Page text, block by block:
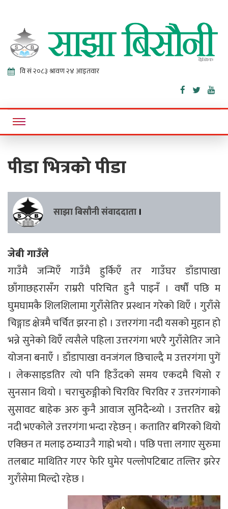
Sajha
Bisaunee
Online News Portal
पीडा भित्रको पीडा
साझा बिसौनी संवाददाता ।
जेबी गाउँले
गाउँमै जन्मिएँ गाउँमै हुर्किएँ तर गाउँघर डाँडापाखा
छाँगाछहरासँग राम्ररी परिचित हुनै पाइनँ । वर्षौं पछि म
घुमघामकै शिलशिलामा गुराँसेतिर प्रस्थान गरेको थिएँ । गुराँसे
चिङ्गाड क्षेत्रमै चर्चित झरना हो । उत्तरगंगा नदी यसको मुहान हो
भन्ने सुनेको थिएँ त्यसैले पहिला उत्तरगंगा भएरै गुराँसेतिर जाने
योजना बनाएँ । डाँडापाखा वनजंगल छिचाल्दै म उत्तरगंगा पुगें
। लेकसाइडतिर त्यो पनि हिउँदको समय एकदमै चिसो र
सुनसान थियो । चराचुरुङ्गीको चिरविर चिरविर र उत्तरगंगाको
सुसावट बाहेक अरु कुनै आवाज सुनिदैन्थ्यो । उत्तरतिर बग्ने
नदी भएकोले उत्तरगंगा भन्दा रहेछन् । कतातिर बगिरको थियो
एक्छिन त मलाइ ठम्याउनै गाह्रो भयो । पछि पत्ता लगाए सुरुमा
तलबाट माथितिर गएर फेरि घुमेर पल्लोपटिबाट तल्तिर झरेर
गुराँसेमा मिल्दो रहेछ ।